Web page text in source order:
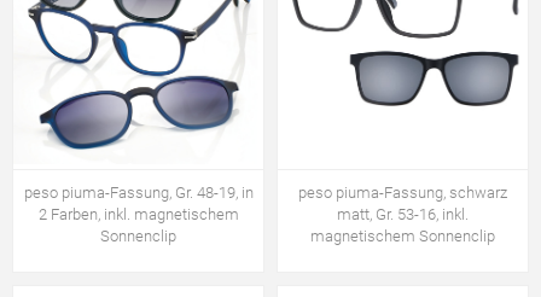
peso piuma-Fassung, Gr. 48-19, in
2 Farben, inkl. magnetischem
Sonnenclip
peso piuma-Fassung, schwarz
matt, Gr. 53-16, inkl.
magnetischem Sonnenclip